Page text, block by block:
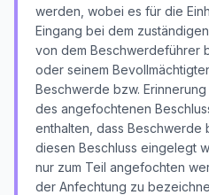
werden, wobei es für die
Eingang bei dem
von dem Beschwerdeführer
oder seinem
Beschwerde bzw.
des angefochtenen
enthalten, dass Beschwerde
diesen Beschluss eingelegt
nur zum Teil angefochten
der Anfechtung zu